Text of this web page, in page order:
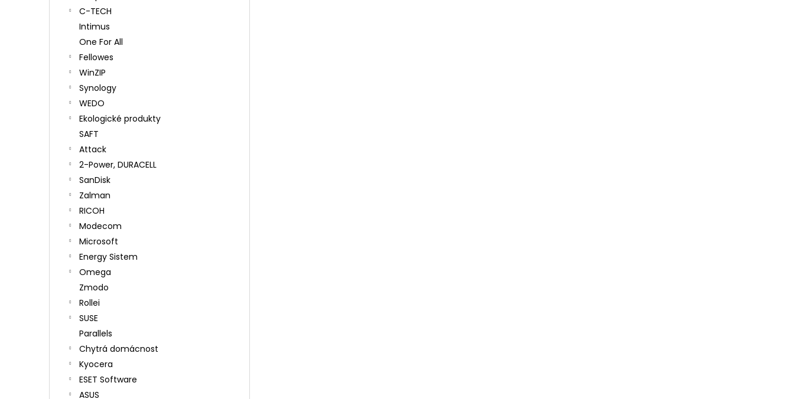
C-TECH
Intimus
One For All
Fellowes
WinZIP
Synology
WEDO
Ekologické produkty
SAFT
Attack
2-Power, DURACELL
SanDisk
Zalman
RICOH
Modecom
Microsoft
Energy Sistem
Omega
Zmodo
Rollei
SUSE
Parallels
Chytrá domácnost
Kyocera
ESET Software
ASUS